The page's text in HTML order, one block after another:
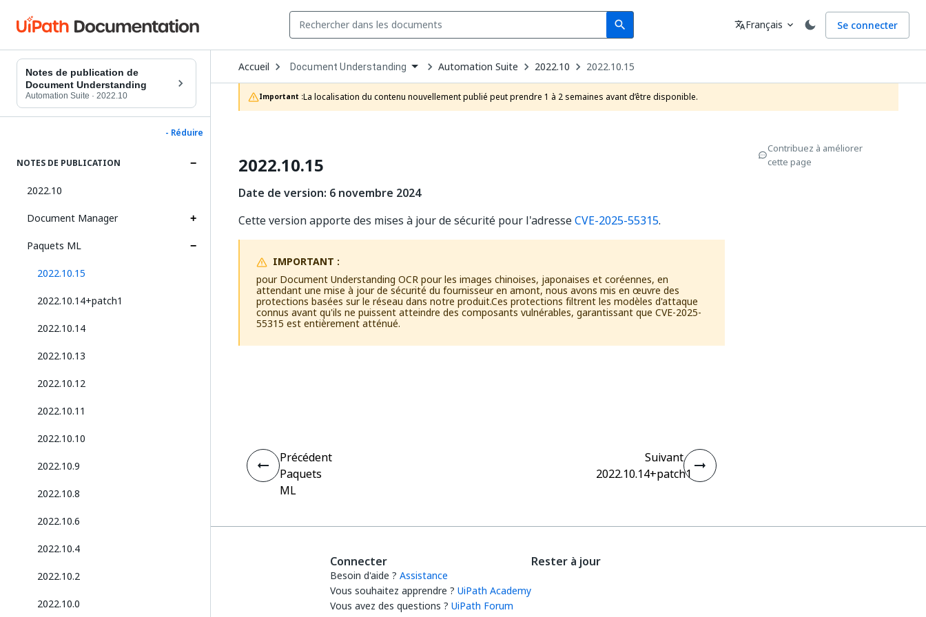
search
Search Langue
translateFrançais expand_more Se connecter
Notes de publication de
Document Understanding
Automation Suite · 2022.10
- Réduire
NOTES DE PUBLICATION
2022.10
Document Manager
Paquets ML
2022.10.15
2022.10.14+patch1
2022.10.14
2022.10.13
2022.10.12
2022.10.11
2022.10.10
2022.10.9
2022.10.8
2022.10.6
2022.10.4
2022.10.2
2022.10.0
Accueil Open
Dropdown
to
choose
product
Document Understanding Automation Suite 2022.10 2022.10.15
Important :La localisation du contenu nouvellement publié peut prendre 1 à 2 semaines avant d’être disponible.
2022.10.15
Date de version: 6 novembre 2024
Cette version apporte des mises à jour de sécurité pour l'adresseCVE-2025-55315.
IMPORTANT :
pour Document Understanding OCR pour les images chinoises, japonaises et coréennes, en
attendant une mise à jour de sécurité du fournisseur en amont, nous avons mis en œuvre des
protections basées sur le réseau dans notre produit.Ces protections filtrent les modèles d'attaque
connus avant qu'ils ne puissent atteindre des composants vulnérables, garantissant que CVE-2025-
55315 est entièrement atténué.
Contribuez à améliorer
cette page
Précédent
Paquets
ML
Suivant
2022.10.14+patch1
Connecter
Besoin d'aide ? Assistance
Vous souhaitez apprendre ? UiPath Academy
Vous avez des questions ? UiPath Forum
Rester à jour